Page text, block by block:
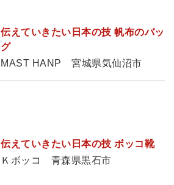
伝えていきたい日本の技 帆布のバッ
グ
MAST HANP 宮城県気仙沼市
伝えていきたい日本の技 ボッコ靴
Ｋボッコ 青森県黒石市